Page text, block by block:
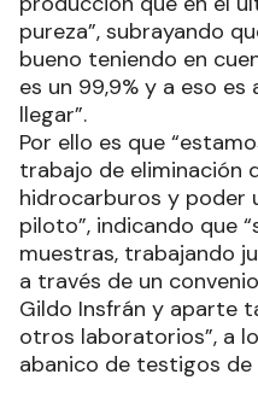
pureza”, subrayando
bueno teniendo en
es un 99,9% y a eso
llegar”.
Por ello es que
trabajo de eliminación
hidrocarburos y poder
piloto”, indicando que
muestras, trabajando
a través de un
Gildo Insfrán y aparte
otros laboratorios”, a
abanico de testigos de